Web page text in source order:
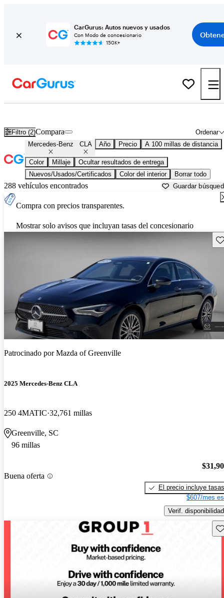
CarGurus: Autos nuevos y usados
Con Modo de concesionario
150K+
Filtro (2) Ordenar
Compara
Mercedes-Benz CLA Año Precio A 100 millas de distancia
Color Millaje
Ocultar resultados de entrega
Nuevos/Usados/Certificados
Color del interior Borrar todo
288 vehículos encontrados Guardar
Compra con precios transparentes.
Mostrar solo avisos que incluyan tasas del concesionario
Patrocinado porMazda of Greenville
2025 Mercedes-Benz CLA
250 4MATIC 32,761 millas
Greenville, SC
96 millas
Buena oferta
El precio incluye tasas
$607/mes
Verif. disponibilidad